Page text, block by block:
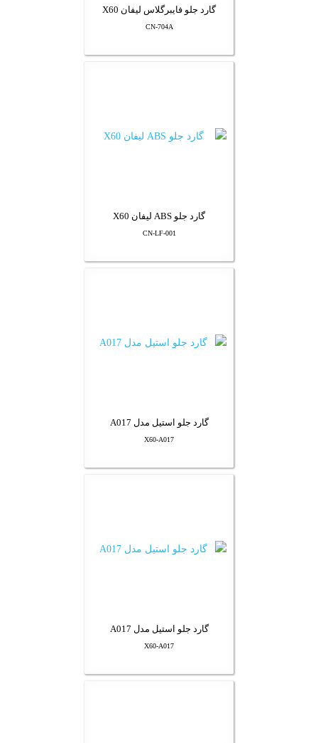
گارد جلو فایبرگلاس لیفان X60
CN-704A
گارد جلو ABS لیفان X60
CN-LF-001
گارد جلو استیل مدل A017
X60-A017
گارد جلو استیل مدل A017
X60-A017